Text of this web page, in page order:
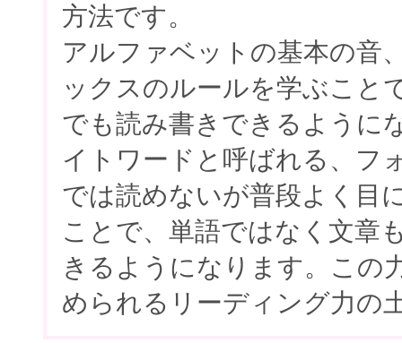
方法です。
アルファベットの基本の音
ックスのルールを学ぶこと
でも読み書きできるように
イトワードと呼ばれる、フ
では読めないが普段よく目
ことで、単語ではなく文章
きるようになります。この
められるリーディング力の